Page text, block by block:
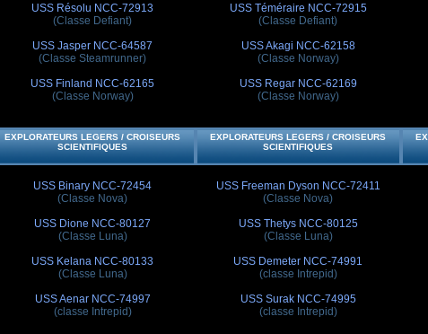
USS Résolu NCC-72913
(Classe Defiant)
USS Jasper NCC-64587
(Classe Steamrunner)
USS Finland NCC-62165
(Classe Norway)
USS Téméraire NCC-72915
(Classe Defiant)
USS Akagi NCC-62158
(Classe Norway)
USS Regar NCC-62169
(Classe Norway)
EXPLORATEURS LEGERS / CROISEURS
SCIENTIFIQUES
EXPLORATEURS LEGERS / CROISEURS
SCIENTIFIQUES
USS Binary NCC-72454
(Classe Nova)
USS Dione NCC-80127
(Classe Luna)
USS Kelana NCC-80133
(Classe Luna)
USS Aenar NCC-74997
(classe Intrepid)
USS Freeman Dyson NCC-72411
(Classe Nova)
USS Thetys NCC-80125
(Classe Luna)
USS Demeter NCC-74991
(classe Intrepid)
USS Surak NCC-74995
(classe Intrepid)